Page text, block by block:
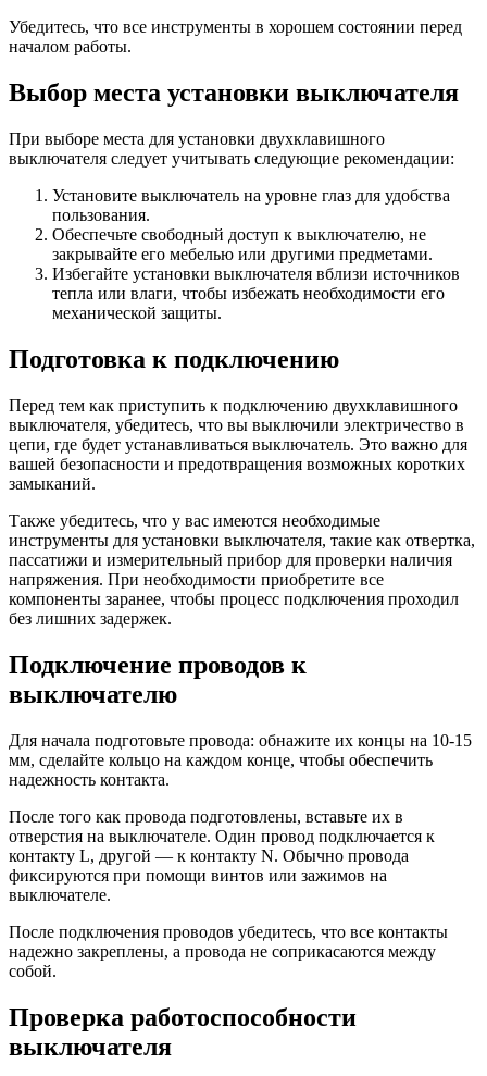
Убедитесь, что все инструменты в хорошем состоянии перед
началом работы.
Выбор места установки выключателя
При выборе места для установки двухклавишного
выключателя следует учитывать следующие рекомендации:
Установите выключатель на уровне глаз для удобства
пользования.
Обеспечьте свободный доступ к выключателю, не
закрывайте его мебелью или другими предметами.
Избегайте установки выключателя вблизи источников
тепла или влаги, чтобы избежать необходимости его
механической защиты.
Подготовка к подключению
Перед тем как приступить к подключению двухклавишного
выключателя, убедитесь, что вы выключили электричество в
цепи, где будет устанавливаться выключатель. Это важно для
вашей безопасности и предотвращения возможных коротких
замыканий.
Также убедитесь, что у вас имеются необходимые
инструменты для установки выключателя, такие как отвертка,
пассатижи и измерительный прибор для проверки наличия
напряжения. При необходимости приобретите все
компоненты заранее, чтобы процесс подключения проходил
без лишних задержек.
Подключение проводов к
выключателю
Для начала подготовьте провода: обнажите их концы на 10-15
мм, сделайте кольцо на каждом конце, чтобы обеспечить
надежность контакта.
После того как провода подготовлены, вставьте их в
отверстия на выключателе. Один провод подключается к
контакту L, другой — к контакту N. Обычно провода
фиксируются при помощи винтов или зажимов на
выключателе.
После подключения проводов убедитесь, что все контакты
надежно закреплены, а провода не соприкасаются между
собой.
Проверка работоспособности
выключателя